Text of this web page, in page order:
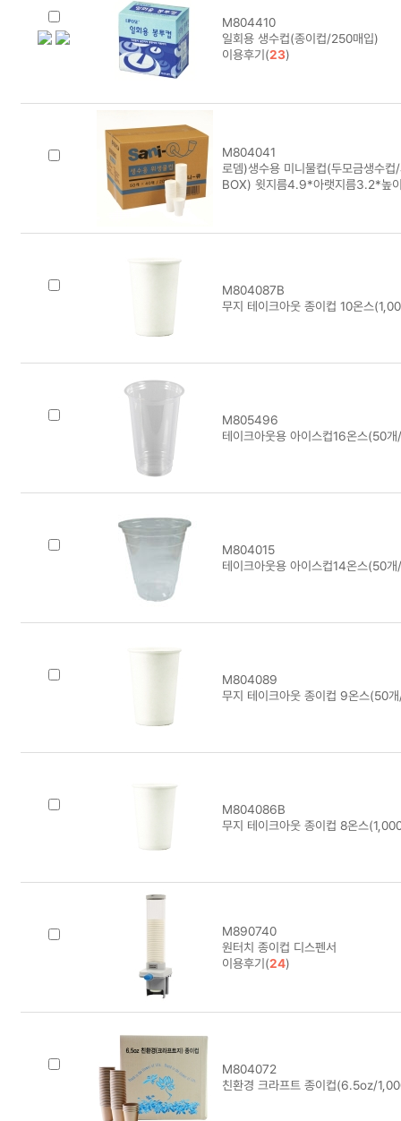
M804410
일회용 생수컵(종이컵/250매입)
이용후기(23)
M804041
로뎀)생수용 미니물컵(두모금생수
BOX) 윗지름4.9*아랫지름3.2*높
M804087B
무지 테이크아웃 종이컵 10온스
M805496
테이크아웃용 아이스컵16온스(50
M804015
테이크아웃용 아이스컵14온스(50
M804089
무지 테이크아웃 종이컵 9온스(50
M804086B
무지 테이크아웃 종이컵 8온스
M890740
원터치 종이컵 디스펜서
이용후기(24)
M804072
친환경 크라프트 종이컵(6.5oz/